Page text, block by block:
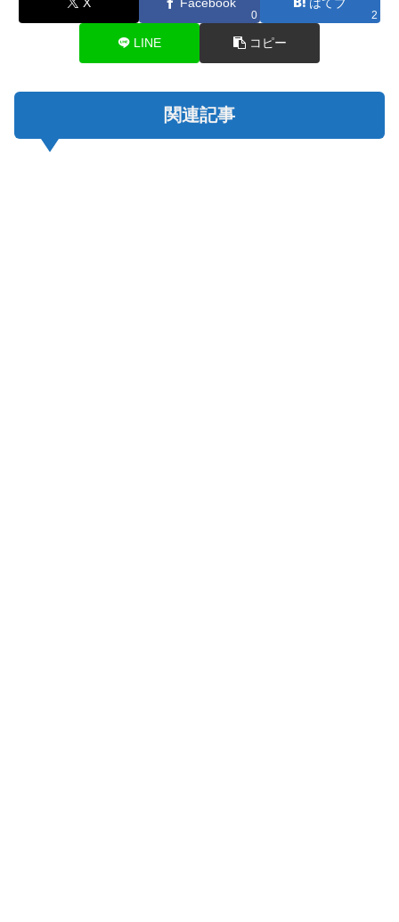
0 2
LINE コピー
関連記事